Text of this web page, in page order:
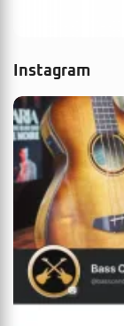
Instagram